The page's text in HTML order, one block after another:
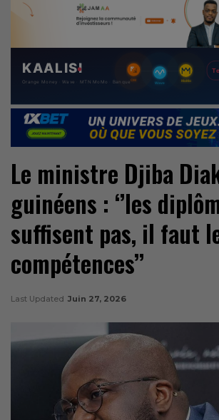
Le ministre Djiba
guinéens : ‘’les
suffisent pas, il faut
compétences’’
Last Updated Juin 27, 2026